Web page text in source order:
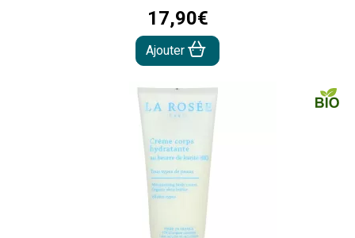
17,90€
Ajouter